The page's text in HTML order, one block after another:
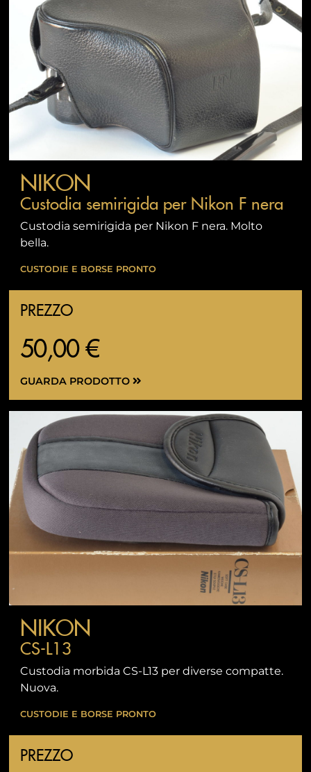
NIKON
Custodia semirigida per Nikon F nera
Custodia semirigida per Nikon F nera. Molto
bella.
CUSTODIE E BORSE PRONTO
PREZZO
50,00 €
GUARDA PRODOTTO
NIKON
CS-L13
Custodia morbida CS-L13 per diverse compatte.
Nuova.
CUSTODIE E BORSE PRONTO
PREZZO